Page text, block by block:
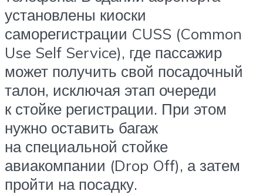
установлены киоски
саморегистрации CUSS (Common
Use Self Service), где пассажир
может получить свой посадочный
талон, исключая этап очереди
к стойке регистрации. При этом
нужно оставить багаж
на специальной стойке
авиакомпании (Drop Off), а затем
пройти на посадку.